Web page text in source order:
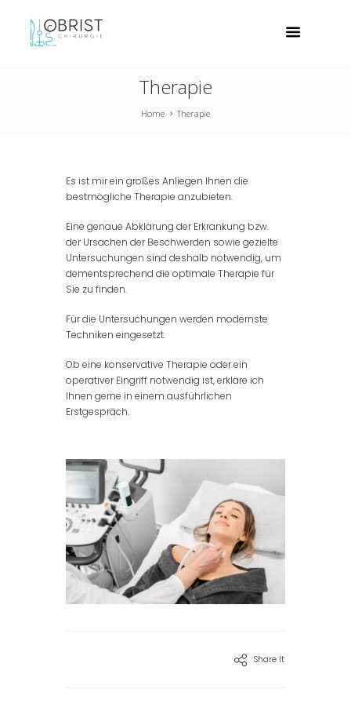
Therapie
Home Therapie
Es ist mir ein großes Anliegen Ihnen die
bestmögliche Therapie anzubieten.
Eine genaue Abklärung der Erkrankung bzw.
der Ursachen der Beschwerden sowie gezielte
Untersuchungen sind deshalb notwendig, um
dementsprechend die optimale Therapie für
Sie zu finden.
Für die Untersuchungen werden modernste
Techniken eingesetzt.
Ob eine konservative Therapie oder ein
operativer Eingriff notwendig ist, erkläre ich
Ihnen gerne in einem ausführlichen
Erstgespräch.
Share It